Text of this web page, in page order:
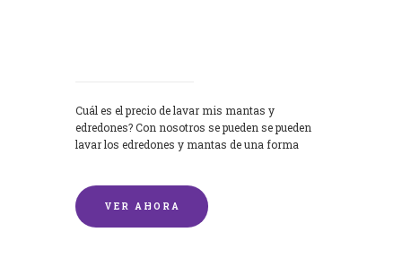
Cuál es el precio de lavar mis mantas y
edredones? Con nosotros se pueden se pueden
lavar los edredones y mantas de una forma
VER AHORA